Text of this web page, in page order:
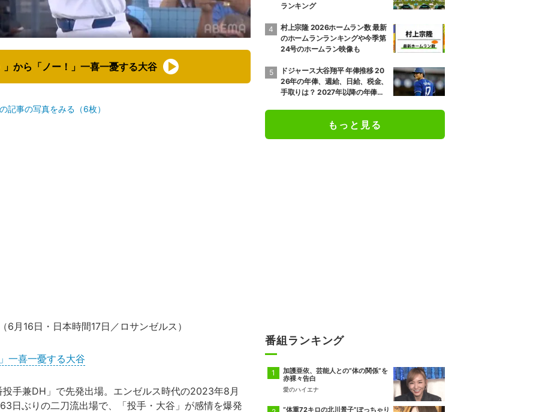
」から「ノー！」一喜一憂する大谷
記事の写真をみる（6枚）
月16日・日本時間17日／ロサンゼルス）
一喜一憂する大谷
投手兼DH」で先発出場。エンゼルス時代の2023年8月
日ぶりの二刀流出場で、「投手・大谷」が感情を爆発
ランキング
村上宗隆 2026ホームラン数 最新
のホームランランキングや今季第
24号のホームラン映像も
ドジャース大谷翔平 年俸推移 20
26年の年俸、週給、日給、税金、
手取りは？ 2027年以降の年俸推
もっと見る
番組ランキング
加護亜依、芸能人との“体の関係”を
赤裸々告白
愛のハイエナ
“体重72キロの北川景子”ぽっちゃり